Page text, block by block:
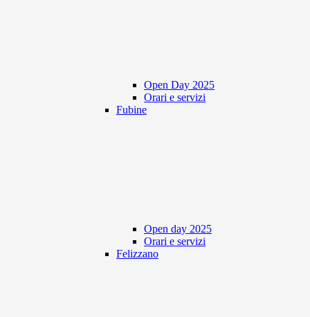
Open Day 2025
Orari e servizi
Fubine
Open day 2025
Orari e servizi
Felizzano